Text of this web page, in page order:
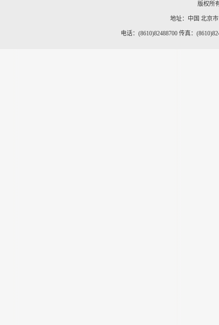
版权所
地址：中国 北京
电话：(8610)82488700 传真：